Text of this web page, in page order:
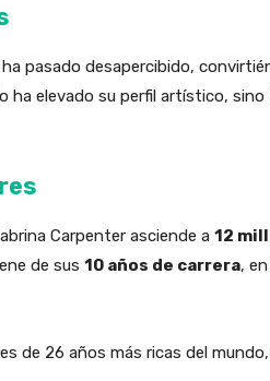
pasado desapercibido,
ha elevado su perfil artístico,
Carpenter asciende a 12
de sus 10 años de carrera,
de 26 años más ricas del